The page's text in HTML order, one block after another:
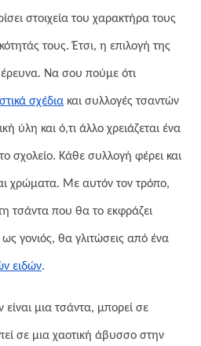
στοιχεία του χαρακτήρα τους
τους. Έτσι, η επιλογή της
Να σου πούμε ότι
σχέδια και συλλογές τσαντών
ύλη και ό,τι άλλο χρειάζεται ένα
σχολείο. Κάθε συλλογή φέρει και
χρώματα. Με αυτόν τον τρόπο,
τσάντα που θα το εκφράζει
γονιός, θα γλιτώσεις από ένα
ειδών.
μια τσάντα, μπορεί σε
σε μια χαοτική άβυσσο στην